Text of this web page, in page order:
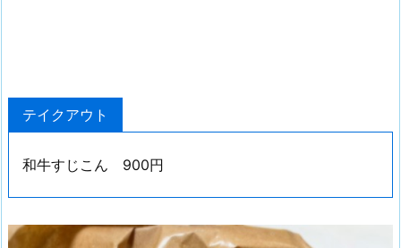
テイクアウト
和牛すじこん 900円